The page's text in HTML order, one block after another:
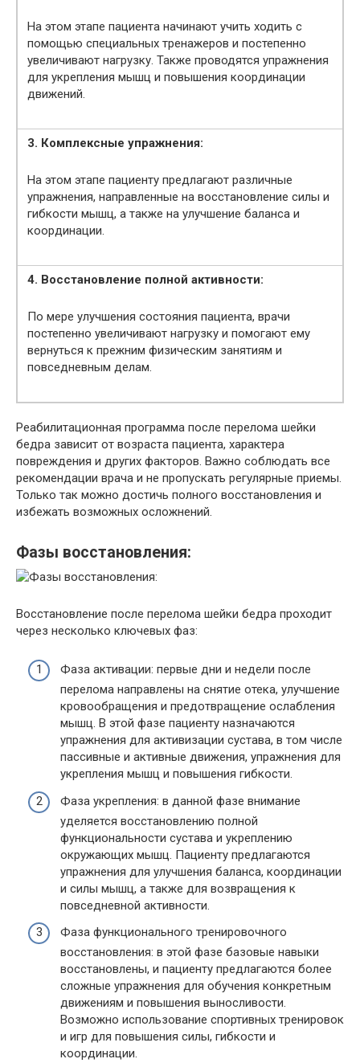
На этом этапе пациента начинают учить ходить с
помощью специальных тренажеров и постепенно
увеличивают нагрузку. Также проводятся упражнения
для укрепления мышц и повышения координации
движений.
3. Комплексные упражнения:
На этом этапе пациенту предлагают различные
упражнения, направленные на восстановление силы и
гибкости мышц, а также на улучшение баланса и
координации.
4. Восстановление полной активности:
По мере улучшения состояния пациента, врачи
постепенно увеличивают нагрузку и помогают ему
вернуться к прежним физическим занятиям и
повседневным делам.
Реабилитационная программа после перелома шейки
бедра зависит от возраста пациента, характера
повреждения и других факторов. Важно соблюдать все
рекомендации врача и не пропускать регулярные приемы.
Только так можно достичь полного восстановления и
избежать возможных осложнений.
Фазы восстановления:
Восстановление после перелома шейки бедра проходит
через несколько ключевых фаз:
Фаза активации: первые дни и недели после
перелома направлены на снятие отека, улучшение
кровообращения и предотвращение ослабления
мышц. В этой фазе пациенту назначаются
упражнения для активизации сустава, в том числе
пассивные и активные движения, упражнения для
укрепления мышц и повышения гибкости.
Фаза укрепления: в данной фазе внимание
уделяется восстановлению полной
функциональности сустава и укреплению
окружающих мышц. Пациенту предлагаются
упражнения для улучшения баланса, координации
и силы мышц, а также для возвращения к
повседневной активности.
Фаза функционального тренировочного
восстановления: в этой фазе базовые навыки
восстановлены, и пациенту предлагаются более
сложные упражнения для обучения конкретным
движениям и повышения выносливости.
Возможно использование спортивных тренировок
и игр для повышения силы, гибкости и
координации.